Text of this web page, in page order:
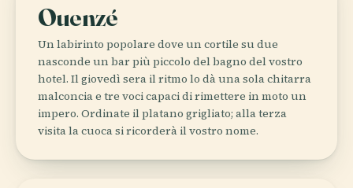
Ouenzé
Un labirinto popolare dove un cortile su due
nasconde un bar più piccolo del bagno del vostro
hotel. Il giovedì sera il ritmo lo dà una sola chitarra
malconcia e tre voci capaci di rimettere in moto un
impero. Ordinate il platano grigliato; alla terza
visita la cuoca si ricorderà il vostro nome.